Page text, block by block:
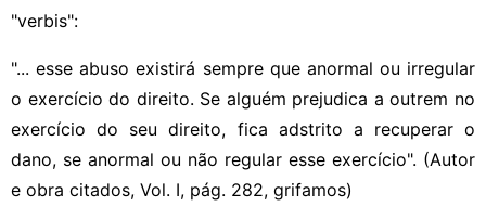
"verbis":
"... esse abuso existirá sempre que anormal ou irregular
o exercício do direito. Se alguém prejudica a outrem no
exercício do seu direito, fica adstrito a recuperar o
dano, se anormal ou não regular esse exercício". (Autor
e obra citados, Vol. I, pág. 282, grifamos)